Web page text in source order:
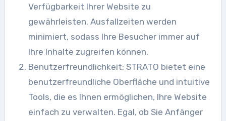
Verfügbarkeit Ihrer Website zu
gewährleisten. Ausfallzeiten werden
minimiert, sodass Ihre Besucher immer auf
Ihre Inhalte zugreifen können.
Benutzerfreundlichkeit: STRATO bietet eine
benutzerfreundliche Oberfläche und intuitive
Tools, die es Ihnen ermöglichen, Ihre Website
einfach zu verwalten. Egal, ob Sie Anfänger